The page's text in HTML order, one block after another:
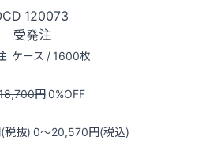
120073
受発注
ケース / 1600枚
円0%OFF
税抜) 0〜20,570円(税込)